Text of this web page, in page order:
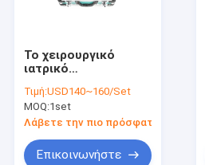
Το χειρουργικό
ιατρικό
ηλεκτρικό
ασβεστοκονίαμα
είδε τρεις λεπίδες
για το γύψο
Τιμή:USD140~160/Set
MOQ:1set
Λάβετε την πιο πρόσφατη τιμή
Επικοινωνήστε